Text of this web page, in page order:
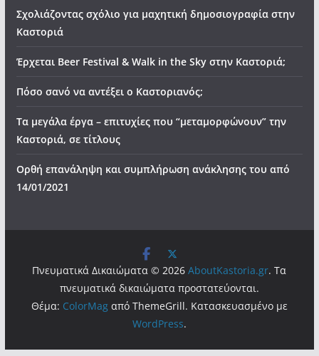
Σχολιάζοντας σχόλιο για μαχητική δημοσιογραφία στην
Καστοριά
Έρχεται Beer Festival & Walk in the Sky στην Καστοριά;
Πόσο σανό να αντέξει ο Καστοριανός;
Τα μεγάλα έργα – επιτυχίες που “μεταμορφώνουν” την
Καστοριά, σε τίτλους
Ορθή επανάληψη και συμπλήρωση ανάκλησης του από
14/01/2021
Πνευματικά Δικαιώματα © 2026AboutKastoria.gr. Τα
πνευματικά δικαιώματα προστατεύονται.
Θέμα: ColorMagαπό ThemeGrill. Κατασκευασμένο με
WordPress.